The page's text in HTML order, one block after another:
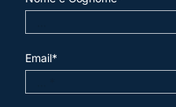
Email*